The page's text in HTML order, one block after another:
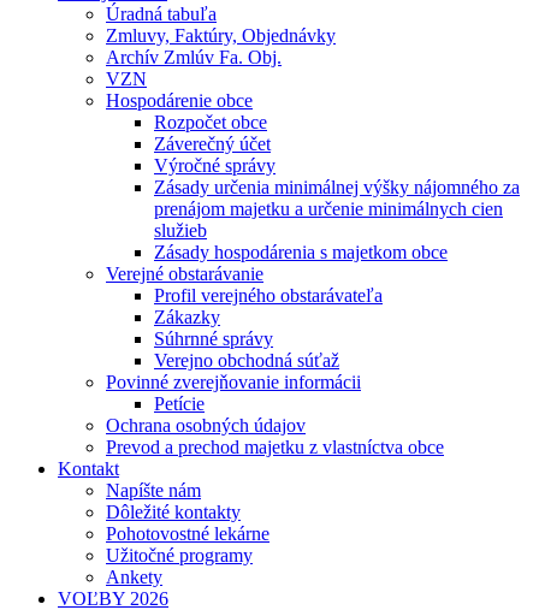
Úradná tabuľa
Zmluvy, Faktúry, Objednávky
Archív Zmlúv Fa. Obj.
VZN
Hospodárenie obce
Rozpočet obce
Záverečný účet
Výročné správy
Zásady určenia minimálnej výšky nájomného za
prenájom majetku a určenie minimálnych cien
služieb
Zásady hospodárenia s majetkom obce
Verejné obstarávanie
Profil verejného obstarávateľa
Zákazky
Súhrnné správy
Verejno obchodná súťaž
Povinné zverejňovanie informácii
Petície
Ochrana osobných údajov
Prevod a prechod majetku z vlastníctva obce
Kontakt
Napíšte nám
Dôležité kontakty
Pohotovostné lekárne
Užitočné programy
Ankety
VOĽBY 2026